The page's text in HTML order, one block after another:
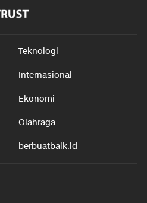
Teknologi
Internasional
Ekonomi
Olahraga
berbuatbaik.id